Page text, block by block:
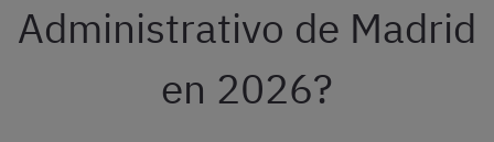
Administrativo de Madrid
en 2026?